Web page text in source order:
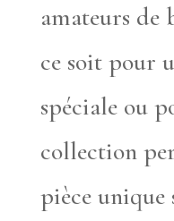
amateurs de
ce soit pour
spéciale ou
collection
pièce unique